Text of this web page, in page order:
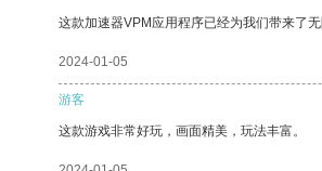
这款加速器VPM应用程序已经为我们带来了无
2024-01-05
游客
这款游戏非常好玩，画面精美，玩法丰富。